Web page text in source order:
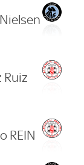
Ruiz
REIN